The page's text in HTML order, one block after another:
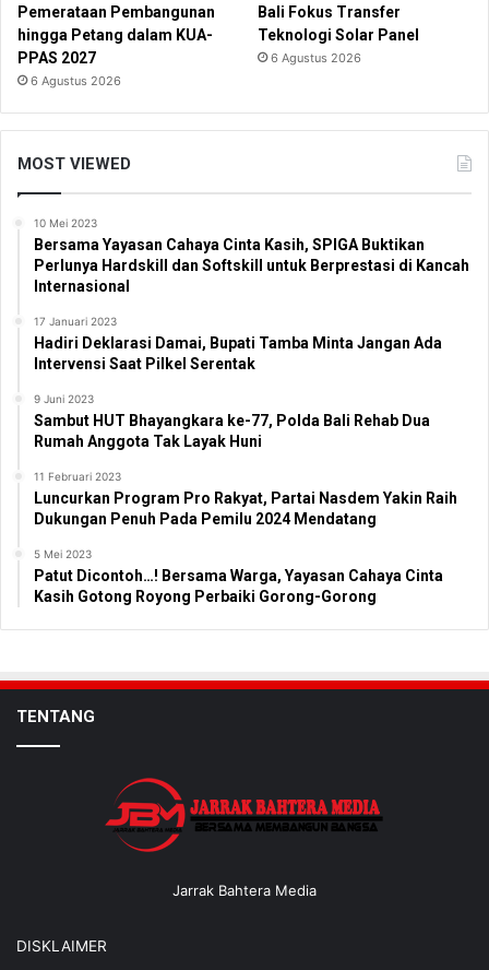
Pemerataan Pembangunan
hingga Petang dalam KUA-
PPAS 2027
6 Agustus 2026
Bali Fokus Transfer
Teknologi Solar Panel
6 Agustus 2026
MOST VIEWED
10 Mei 2023
Bersama Yayasan Cahaya Cinta Kasih, SPIGA Buktikan
Perlunya Hardskill dan Softskill untuk Berprestasi di Kancah
Internasional
17 Januari 2023
Hadiri Deklarasi Damai, Bupati Tamba Minta Jangan Ada
Intervensi Saat Pilkel Serentak
9 Juni 2023
Sambut HUT Bhayangkara ke-77, Polda Bali Rehab Dua
Rumah Anggota Tak Layak Huni
11 Februari 2023
Luncurkan Program Pro Rakyat, Partai Nasdem Yakin Raih
Dukungan Penuh Pada Pemilu 2024 Mendatang
5 Mei 2023
Patut Dicontoh…! Bersama Warga, Yayasan Cahaya Cinta
Kasih Gotong Royong Perbaiki Gorong-Gorong
TENTANG
Jarrak Bahtera Media
DISKLAIMER